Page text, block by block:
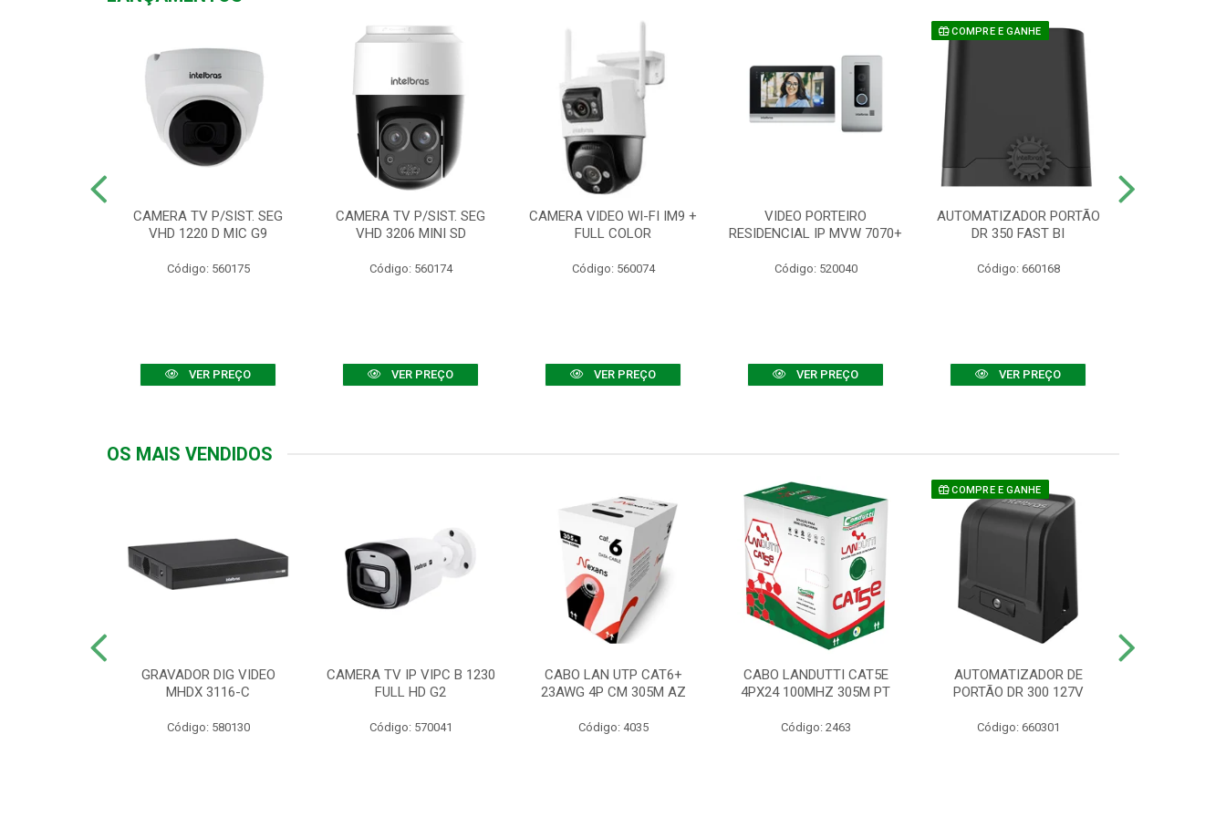
CAMERA TV P/SIST. SEG
VHD 1220 D MIC G9
Código: 560175
VER PREÇO
CAMERA TV P/SIST. SEG
VHD 3206 MINI SD
Código: 560174
VER PREÇO
CAMERA VIDEO WI-FI IM9 +
FULL COLOR
Código: 560074
VER PREÇO
VIDEO PORTEIRO
RESIDENCIAL IP MVW 7070+
Código: 520040
VER PREÇO
COMPRE E GANHE
AUTOMATIZADOR PORTÃO
DR 350 FAST BI
Código: 660168
VER PREÇO
OS MAIS VENDIDOS
GRAVADOR DIG VIDEO
MHDX 3116-C
Código: 580130
CAMERA TV IP VIPC B 1230
FULL HD G2
Código: 570041
CABO LAN UTP CAT6+
23AWG 4P CM 305M AZ
Código: 4035
CABO LANDUTTI CAT5E
4PX24 100MHZ 305M PT
Código: 2463
COMPRE E GANHE
AUTOMATIZADOR DE
PORTÃO DR 300 127V
Código: 660301